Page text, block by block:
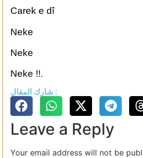
Carek e dî
Neke
Neke
Neke !!.
شارك المقال :
Leave a Reply
Your email address will not be